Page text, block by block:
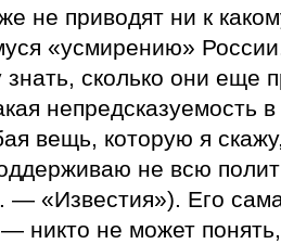
не приводят ни к
«усмирению»
сколько они еще
непредсказуемость
вещь, которую я
не всю
«Известия»). Его
никто не может понять,